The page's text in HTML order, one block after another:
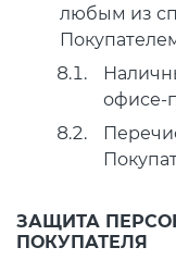
любым из
офисе-
ЗАЩИТА
ПОКУПАТЕЛЯ